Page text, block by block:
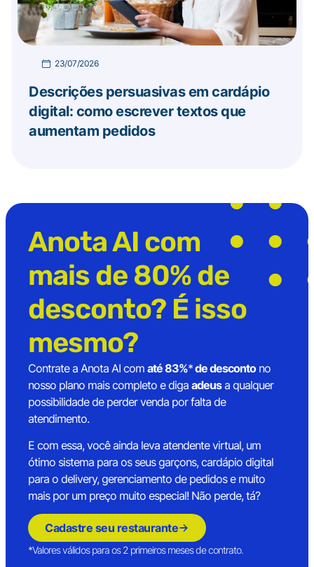
23/07/2026
Descrições persuasivas em cardápio
digital: como escrever textos que
aumentam pedidos
Anota AI com
mais de 80% de
desconto? É isso
mesmo?
Contrate a Anota AI com até 83%*de descontono
nosso plano mais completo e diga adeusa qualquer
possibilidade de perder venda por falta de
atendimento.
E com essa, você ainda leva atendente virtual, um
ótimo sistema para os seus garçons, cardápio digital
para o delivery, gerenciamento de pedidos e muito
mais por um preço muito especial! Não perde, tá?
Cadastre seu restaurante
*Valores válidos para os 2 primeiros meses de contrato.